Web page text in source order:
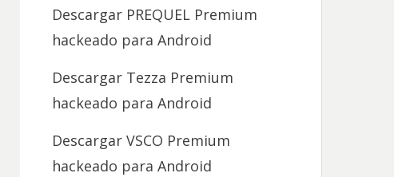
Descargar PREQUEL Premium
hackeado para Android
Descargar Tezza Premium
hackeado para Android
Descargar VSCO Premium
hackeado para Android